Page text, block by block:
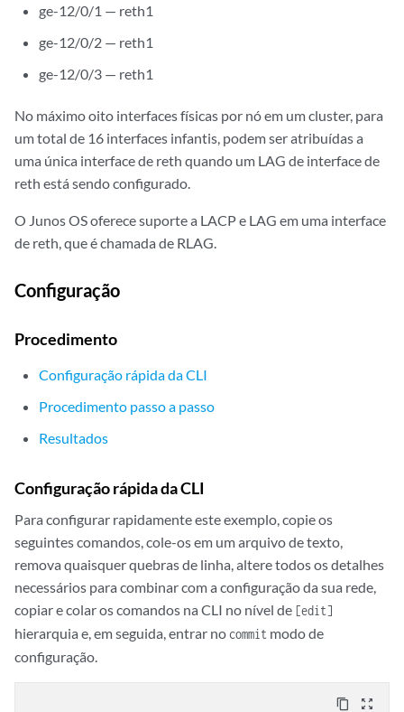
ge-12/0/1 — reth1
ge-12/0/2 — reth1
ge-12/0/3 — reth1
No máximo oito interfaces físicas por nó em um cluster, para
um total de 16 interfaces infantis, podem ser atribuídas a
uma única interface de reth quando um LAG de interface de
reth está sendo configurado.
O Junos OS oferece suporte a LACP e LAG em uma interface
de reth, que é chamada de RLAG.
Configuração
Procedimento
Configuração rápida da CLI
Procedimento passo a passo
Resultados
Configuração rápida da CLI
Para configurar rapidamente este exemplo, copie os
seguintes comandos, cole-os em um arquivo de texto,
remova quaisquer quebras de linha, altere todos os detalhes
necessários para combinar com a configuração da sua rede,
copiar e colar os comandos na CLI no nível de [edit]
hierarquia e, em seguida, entrar no commit modo de
configuração.
content_copy zoom_out_map